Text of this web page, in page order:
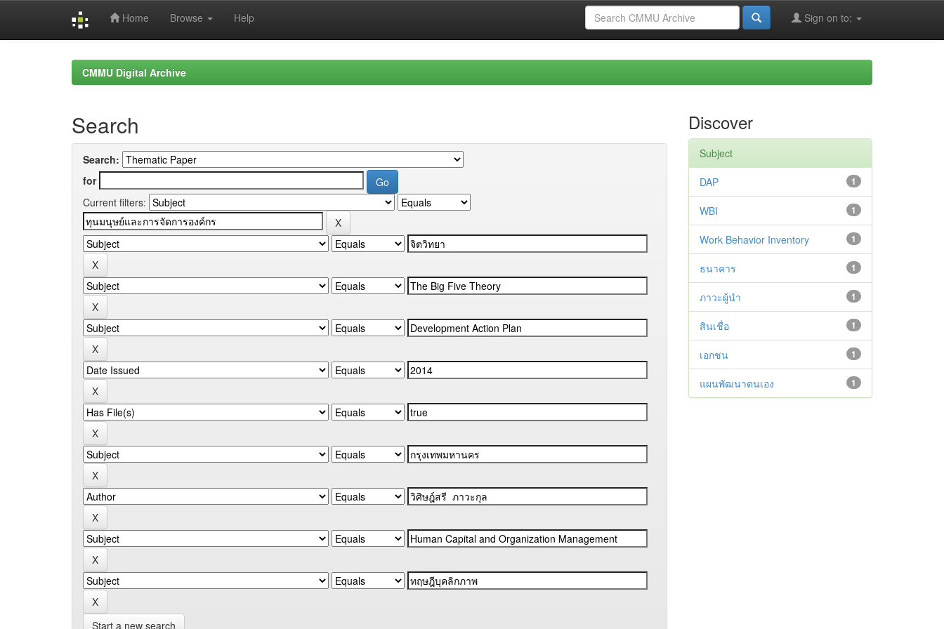
Home Browse Help Sign on to:
CMMU Digital Archive
Search
Search:
for
Current filters:
Start a new search
Discover
Subject
1
DAP
1
WBI
1
Work Behavior Inventory
1
ธนาคาร
1
ภาวะผู้นำ
1
สินเชื่อ
1
เอกชน
1
แผนพัฒนาตนเอง